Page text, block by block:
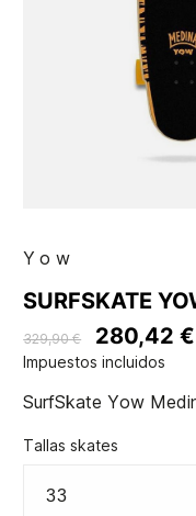
Yow
SURFSKATE
329,90 € 280,42 €
Impuestos incluidos
SurfSkate Yow
Tallas skates